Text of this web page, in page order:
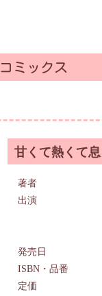
コミックス
甘くて熱くて
著者
出演
発売日
ISBN・品番
定価